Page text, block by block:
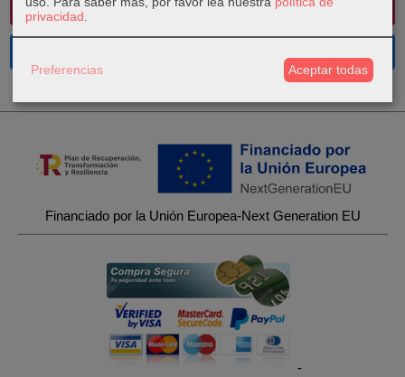
Instagram
Financiado por la Unión Europea-Next Generation EU
-
privacidad
Preferencias Aceptar todas